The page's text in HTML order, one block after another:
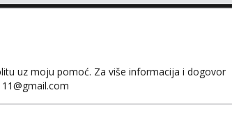
uz moju pomoć. Za više informacija i dogovor